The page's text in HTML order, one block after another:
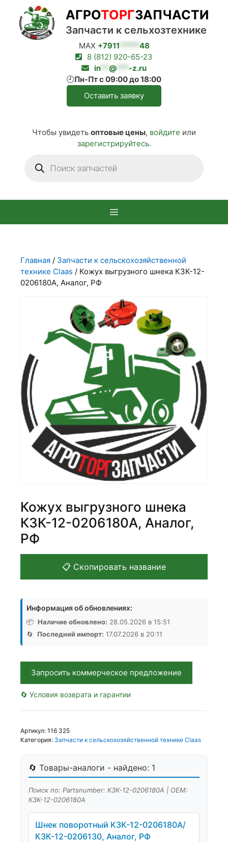
Перейти
содержимому
MAX +7911 ***** 48
8 (812) 920-65-23
in
@ *** -z.ru
🕘Пн-Пт с 09:00 до 18:00
Оставить заявку
Чтобы увидеть оптовые цены, войдите или
зарегистрируйтесь.
товаров
АГРОТОРГЗАПЧАСТИ
Запчасти к сельхозтехнике
Главная / Запчасти к сельскохозяйственной
технике Claas / Кожух выгрузного шнека КЗК-12-
0206180А, Аналог, РФ
Кожух выгрузного шнека
КЗК-12-0206180А, Аналог,
РФ
📋 Скопировать название
Информация об обновлениях:
📦 Наличие обновлено: 28.05.2026 в 15:51
🔄
Последний импорт: 17.07.2026 в 20:11
Запросить коммерческое предложение
🔄 Условия возврата и гарантии
Артикул: 116 325
Категория: Запчасти к сельскохозяйственной технике Claas
🔄 Товары-аналоги - найдено: 1
Поиск по: Partsnumber: КЗК-12-0206180А | OEM:
КЗК-12-0206180А
Шнек поворотный КЗК-12-0206180А/
КЗК-12-0206130, Аналог, РФ